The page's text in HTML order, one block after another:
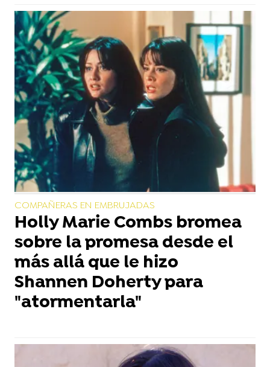
COMPAÑERAS EN EMBRUJADAS
Holly Marie Combs bromea
sobre la promesa desde el
más allá que le hizo
Shannen Doherty para
"atormentarla"